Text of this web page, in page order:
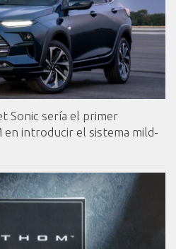
Sonic sería el primer
en introducir el sistema mild-